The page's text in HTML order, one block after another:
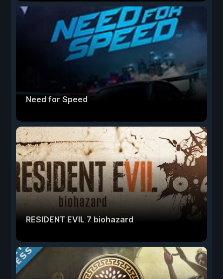
Need for Speed
RESIDENT EVIL 7 biohazard